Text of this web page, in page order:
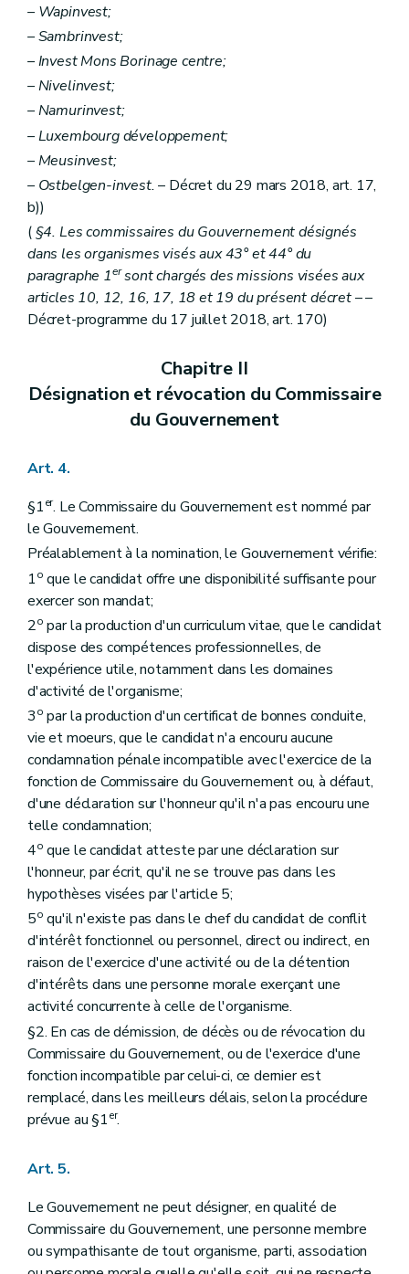
– Wapinvest;
– Sambrinvest;
– Invest Mons Borinage centre;
– Nivelinvest;
– Namurinvest;
– Luxembourg développement;
– Meusinvest;
– Ostbelgen-invest.– Décret du 29 mars 2018, art. 17,
b))
( §4. Les commissaires du Gouvernement désignés
dans les organismes visés aux 43° et 44° du
paragraphe 1ersont chargés des missions visées aux
articles 10, 12, 16, 17, 18 et 19 du présent décret– –
Décret-programme du 17 juillet 2018, art. 170)
Chapitre II
Désignation et révocation du Commissaire
du Gouvernement
Art. 4.
§1er. Le Commissaire du Gouvernement est nommé par
le Gouvernement.
Préalablement à la nomination, le Gouvernement vérifie:
1o que le candidat offre une disponibilité suffisante pour
exercer son mandat;
2o par la production d'un curriculum vitae, que le candidat
dispose des compétences professionnelles, de
l'expérience utile, notamment dans les domaines
d'activité de l'organisme;
3o par la production d'un certificat de bonnes conduite,
vie et moeurs, que le candidat n'a encouru aucune
condamnation pénale incompatible avec l'exercice de la
fonction de Commissaire du Gouvernement ou, à défaut,
d'une déclaration sur l'honneur qu'il n'a pas encouru une
telle condamnation;
4o que le candidat atteste par une déclaration sur
l'honneur, par écrit, qu'il ne se trouve pas dans les
hypothèses visées par l'article 5;
5o qu'il n'existe pas dans le chef du candidat de conflit
d'intérêt fonctionnel ou personnel, direct ou indirect, en
raison de l'exercice d'une activité ou de la détention
d'intérêts dans une personne morale exerçant une
activité concurrente à celle de l'organisme.
§2. En cas de démission, de décès ou de révocation du
Commissaire du Gouvernement, ou de l'exercice d'une
fonction incompatible par celui-ci, ce dernier est
remplacé, dans les meilleurs délais, selon la procédure
prévue au §1er.
Art. 5.
Le Gouvernement ne peut désigner, en qualité de
Commissaire du Gouvernement, une personne membre
ou sympathisante de tout organisme, parti, association